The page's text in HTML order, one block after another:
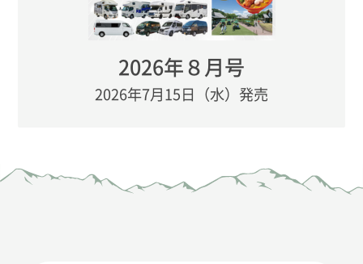
2026年８月号
2026年7月15日（水）発売